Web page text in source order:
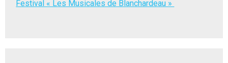
Festival « Les Musicales de Blanchardeau »